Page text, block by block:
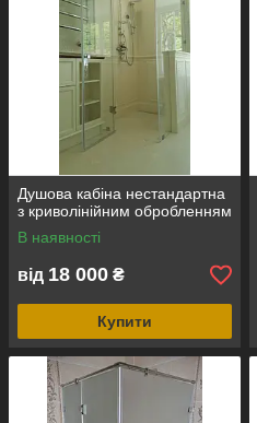
Душова кабіна нестандартна
з криволінійним обробленням
В наявності
від 18 000 ₴
Купити